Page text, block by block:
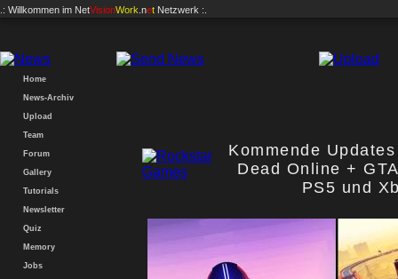
.: Willkommen im NetVisionWork .net Netzwerk :.
Home
News-Archiv
Upload
Team
Forum
Gallery
Tutorials
Newsletter
Quiz
Memory
Jobs
Kommende
Dead Online +
PS5 und